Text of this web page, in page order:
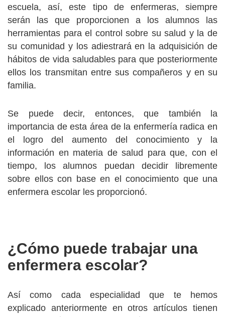
escuela, así, este tipo de enfermeras, siempre
serán las que proporcionen a los alumnos las
herramientas para el control sobre su salud y la de
su comunidad y los adiestrará en la adquisición de
hábitos de vida saludables para que posteriormente
ellos los transmitan entre sus compañeros y en su
familia.
Se puede decir, entonces, que también la
importancia de esta área de la enfermería radica en
el logro del aumento del conocimiento y la
información en materia de salud para que, con el
tiempo, los alumnos puedan decidir libremente
sobre ellos con base en el conocimiento que una
enfermera escolar les proporcionó.
¿Cómo puede trabajar una
enfermera escolar?
Así como cada especialidad que te hemos
explicado anteriormente en otros artículos tienen